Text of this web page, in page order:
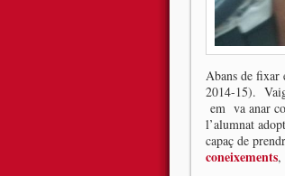
Abans de fixar
2014-15).
em va anar
l’alumnat
capaç de
coneixements,